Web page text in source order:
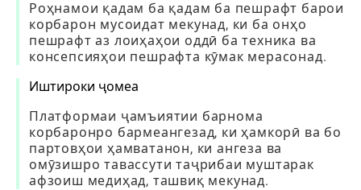
Роҳнамои қадам ба қадам ба пешрафт барои
корбарон мусоидат мекунад, ки ба онҳо
пешрафт аз лоиҳаҳои оддӣ ба техника ва
консепсияҳои пешрафта кӯмак мерасонад.
Иштироки ҷомеа
Платформаи ҷамъиятии барнома
корбаронро бармеангезад, ки ҳамкорӣ ва бо
партовҳои ҳамватанон, ки ангеза ва
омӯзишро тавассути таҷрибаи муштарак
афзоиш медиҳад, ташвиқ мекунад.